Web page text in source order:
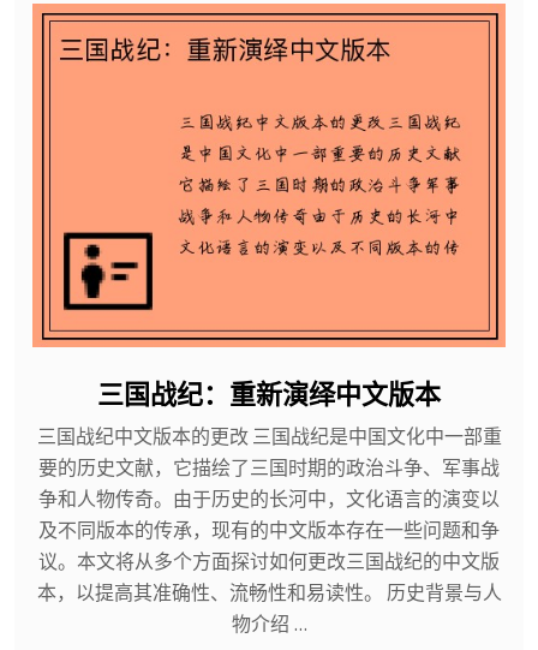
三国战纪：重新演绎中文版本
三国战纪中文版本的更改 三国战纪是中国文化中一部重
要的历史文献，它描绘了三国时期的政治斗争、军事战
争和人物传奇。由于历史的长河中，文化语言的演变以
及不同版本的传承，现有的中文版本存在一些问题和争
议。本文将从多个方面探讨如何更改三国战纪的中文版
本，以提高其准确性、流畅性和易读性。 历史背景与人
物介绍 ...